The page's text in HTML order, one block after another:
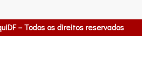
– Todos os direitos reservados